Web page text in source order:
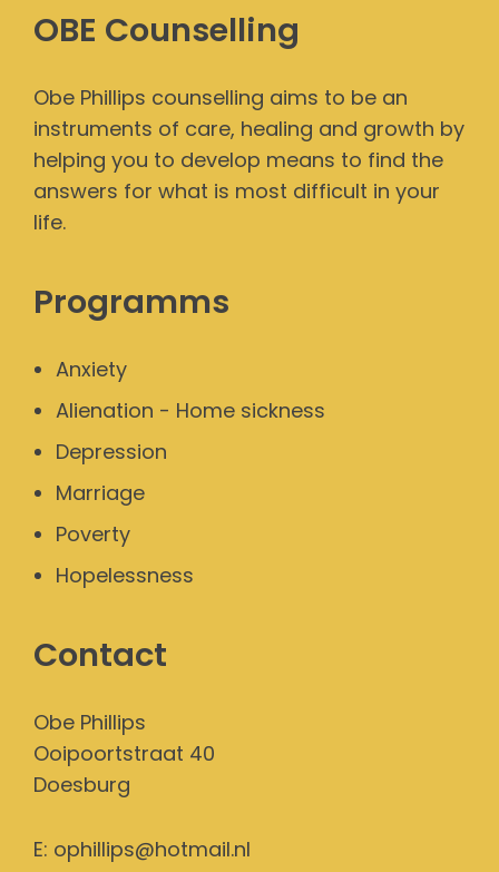
OBE Counselling
Obe Phillips counselling aims to be an
instruments of care, healing and growth by
helping you to develop means to find the
answers for what is most difficult in your
life.
Programms
Anxiety
Alienation - Home sickness
Depression
Marriage
Poverty
Hopelessness
Contact
Obe Phillips
Ooipoortstraat 40
Doesburg
E: ophillips@hotmail.nl